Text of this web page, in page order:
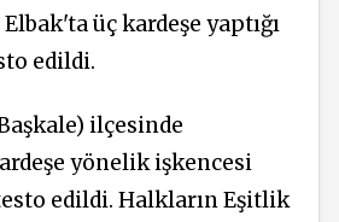
üç kardeşe yaptığı
edildi.
ilçesinde
yönelik işkencesi
edildi. Halkların Eşitlik